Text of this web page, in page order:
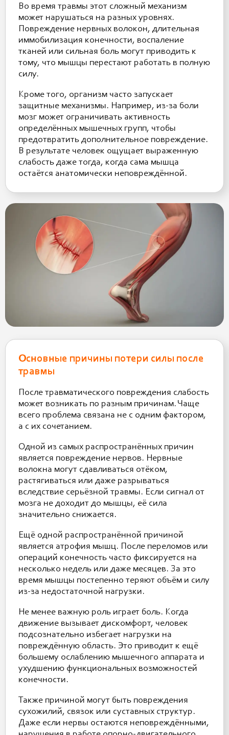
Во время травмы этот сложный механизм
может нарушаться на разных уровнях.
Повреждение нервных волокон, длительная
иммобилизация конечности, воспаление
тканей или сильная боль могут приводить к
тому, что мышцы перестают работать в полную
силу.
Кроме того, организм часто запускает
защитные механизмы. Например, из-за боли
мозг может ограничивать активность
определённых мышечных групп, чтобы
предотвратить дополнительное повреждение.
В результате человек ощущает выраженную
слабость даже тогда, когда сама мышца
остаётся анатомически неповреждённой.
Основные причины потери силы после
травмы
После травматического повреждения слабость
может возникать по разным причинам. Чаще
всего проблема связана не с одним фактором,
а с их сочетанием.
Одной из самых распространённых причин
является повреждение нервов. Нервные
волокна могут сдавливаться отёком,
растягиваться или даже разрываться
вследствие серьёзной травмы. Если сигнал от
мозга не доходит до мышцы, её сила
значительно снижается.
Ещё одной распространённой причиной
является атрофия мышц. После переломов или
операций конечность часто фиксируется на
несколько недель или даже месяцев. За это
время мышцы постепенно теряют объём и силу
из-за недостаточной нагрузки.
Не менее важную роль играет боль. Когда
движение вызывает дискомфорт, человек
подсознательно избегает нагрузки на
повреждённую область. Это приводит к ещё
большему ослаблению мышечного аппарата и
ухудшению функциональных возможностей
конечности.
Также причиной могут быть повреждения
сухожилий, связок или суставных структур.
Даже если нервы остаются неповреждёнными,